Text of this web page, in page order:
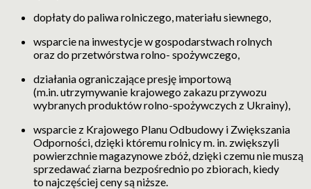
dopłaty do paliwa rolniczego, materiału siewnego,
wsparcie na inwestycje w gospodarstwach rolnych
oraz do przetwórstwa rolno- spożywczego,
działania ograniczające presję importową
(m.in. utrzymywanie krajowego zakazu przywozu
wybranych produktów rolno-spożywczych z Ukrainy),
wsparcie z Krajowego Planu Odbudowy i Zwiększania
Odporności, dzięki któremu rolnicy m. in. zwiększyli
powierzchnie magazynowe zbóż, dzięki czemu nie muszą
sprzedawać ziarna bezpośrednio po zbiorach, kiedy
to najczęściej ceny są niższe.